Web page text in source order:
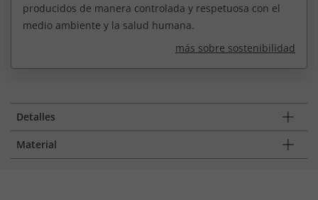
producidos de manera controlada y respetuosa con el
medio ambiente y la salud humana.
más sobre sostenibilidad
Detalles
Material